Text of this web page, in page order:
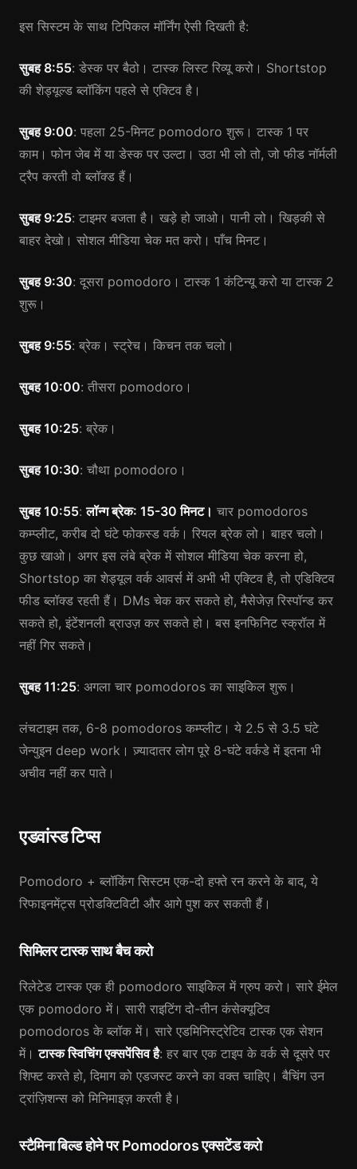
इस सिस्टम के साथ टिपिकल मॉर्निंग ऐसी दिखती है:
सुबह 8:55: डेस्क पर बैठो। टास्क लिस्ट रिव्यू करो। Shortstop
की शेड्यूल्ड ब्लॉकिंग पहले से एक्टिव है।
सुबह 9:00: पहला 25-मिनट pomodoro शुरू। टास्क 1 पर
काम। फोन जेब में या डेस्क पर उल्टा। उठा भी लो तो, जो फीड नॉर्मली
ट्रैप करती वो ब्लॉक्ड हैं।
सुबह 9:25: टाइमर बजता है। खड़े हो जाओ। पानी लो। खिड़की से
बाहर देखो। सोशल मीडिया चेक मत करो। पाँच मिनट।
सुबह 9:30: दूसरा pomodoro। टास्क 1 कंटिन्यू करो या टास्क 2
शुरू।
सुबह 9:55: ब्रेक। स्ट्रेच। किचन तक चलो।
सुबह 10:00: तीसरा pomodoro।
सुबह 10:25: ब्रेक।
सुबह 10:30: चौथा pomodoro।
सुबह 10:55:लॉन्ग ब्रेक: 15-30 मिनट। चार pomodoros
कम्प्लीट, करीब दो घंटे फोकस्ड वर्क। रियल ब्रेक लो। बाहर चलो।
कुछ खाओ। अगर इस लंबे ब्रेक में सोशल मीडिया चेक करना हो,
Shortstop का शेड्यूल वर्क आवर्स में अभी भी एक्टिव है, तो एडिक्टिव
फीड ब्लॉक्ड रहती हैं। DMs चेक कर सकते हो, मैसेजेज़ रिस्पॉन्ड कर
सकते हो, इंटेंशनली ब्राउज़ कर सकते हो। बस इनफिनिट स्क्रॉल में
नहीं गिर सकते।
सुबह 11:25: अगला चार pomodoros का साइकिल शुरू।
लंचटाइम तक, 6-8 pomodoros कम्प्लीट। ये 2.5 से 3.5 घंटे
जेन्युइन deep work। ज़्यादातर लोग पूरे 8-घंटे वर्कडे में इतना भी
अचीव नहीं कर पाते।
एडवांस्ड टिप्स
Pomodoro + ब्लॉकिंग सिस्टम एक-दो हफ्ते रन करने के बाद, ये
रिफाइनमेंट्स प्रोडक्टिविटी और आगे पुश कर सकती हैं।
सिमिलर टास्क साथ बैच करो
रिलेटेड टास्क एक ही pomodoro साइकिल में ग्रुप करो। सारे ईमेल
एक pomodoro में। सारी राइटिंग दो-तीन कंसेक्यूटिव
pomodoros के ब्लॉक में। सारे एडमिनिस्ट्रेटिव टास्क एक सेशन
में।टास्क स्विचिंग एक्सपेंसिव है: हर बार एक टाइप के वर्क से दूसरे पर
शिफ्ट करते हो, दिमाग को एडजस्ट करने का वक्त चाहिए। बैचिंग उन
ट्रांज़िशन्स को मिनिमाइज़ करती है।
स्टैमिना बिल्ड होने पर Pomodoros एक्सटेंड करो